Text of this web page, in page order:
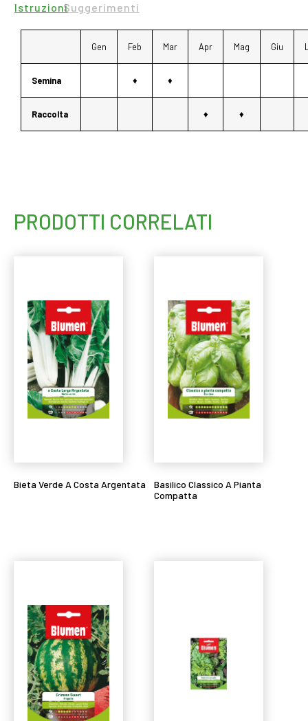
IstruzioniSuggerimenti
Gen Feb Mar Apr Mag Giu
Semina ♦ ♦
Raccolta ♦ ♦
PRODOTTI CORRELATI
Bieta Verde A Costa Argentata
Basilico Classico A Pianta
Compatta